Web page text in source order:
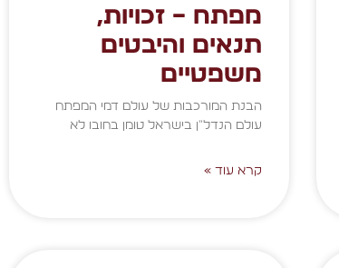
מפתח – זכויות,
תנאים והיבטים
משפטיים
הבנת המורכבות של עולם דמי המפתח
עולם הנדל"ן בישראל טומן בחובו לא
קרא עוד »